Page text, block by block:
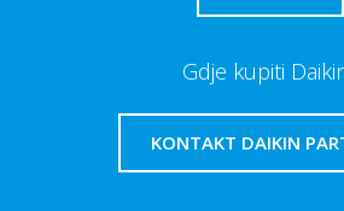
Gdje kupiti
KONTAKT DAIKIN